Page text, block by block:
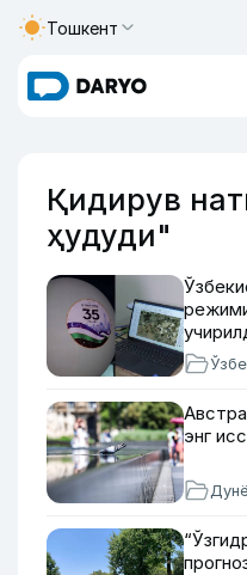
Тошкент
Қидирув
ҳудуди"
энг